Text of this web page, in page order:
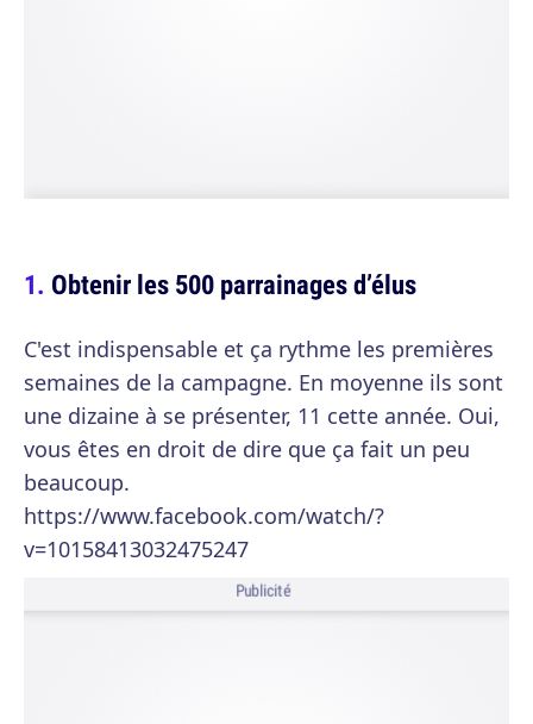
Obtenir les 500 parrainages d’élus
C'est indispensable et ça rythme les premières
semaines de la campagne. En moyenne ils sont
une dizaine à se présenter, 11 cette année. Oui,
vous êtes en droit de dire que ça fait un peu
beaucoup.
https://www.facebook.com/watch/?
v=10158413032475247
Publicité